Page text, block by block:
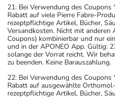
21: Bei Verwendung des
Rabatt auf viele Pierre Fabre-
rezeptpflichtige Artikel, Bücher,
Versandkosten. Nicht mit anderen
Coupons) kombinierbar und nur
und in der APONEO App. Gültig:
solange der Vorrat reicht. Wir
zu beenden. Keine Barauszahlung.
22: Bei Verwendung des
Rabatt auf ausgewählte
rezeptpflichtige Artikel, Bücher,